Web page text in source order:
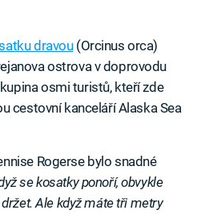
dravou(Orcinus orca)
ostrova v doprovodu
osmi turistů, kteří zde
cestovní kanceláří Alaska Sea
Rogerse bylo snadné
se kosatky ponoří, obvykle
Ale když máte tři metry